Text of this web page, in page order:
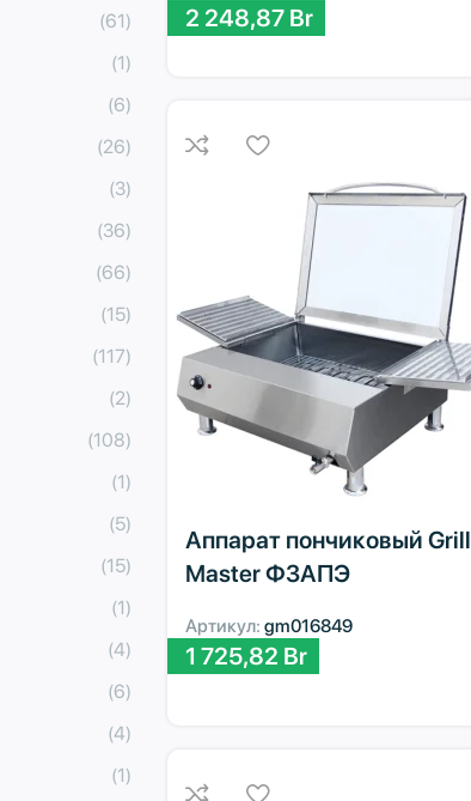
(61)
(1)
(6)
(26)
(3)
(36)
(66)
(15)
(117)
(2)
(108)
(1)
(5)
(15)
(1)
(4)
(6)
(4)
(1)
2 248,87 Br
Аппарат пончиковый Grill
Master Ф3АПЭ
Артикул: gm016849
1 725,82 Br